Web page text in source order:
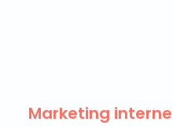
Marketing